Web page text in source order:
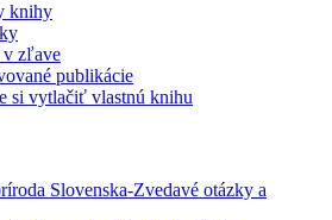
knihy
zľave
publikácie
si vytlačiť vlastnú knihu